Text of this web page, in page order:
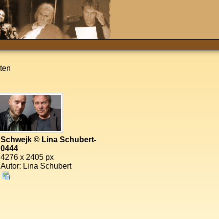
Schwejk © Lina Schubert-
0444
4276 x 2405 px
Autor: Lina Schubert